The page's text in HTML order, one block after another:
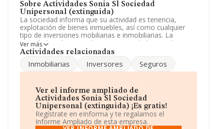
Sobre Actividades Sonia Sl Sociedad
Unipersonal (extinguida)
La sociedad informa que su actividad es tenencia,
explotación de bienes inmuebles, así como cualquier
tipo de inversiones mobiliarias e inmobiliarias. La
sociedad está registrada como Sociedad Limitada. La
actividad de referencia CNAE corresponde a '%cnae%',
importación y/o exportación.
Unipersonal (extinguida), B38693420, tiene su
domicilio social establecido en Calle Doctor Zerolo núm.
17, (38006), Santa Cruz De Tenerife, Islas Canarias.
En relación con el sector y disponiendo de los datos de
Ver más
Actividades relacionadas
Inmobiliarias Inversores Seguros
Ver el informe ampliado de
Actividades Sonia Sl Sociedad
Unipersonal (extinguida) ¡Es gratis!
Regístrate en eInforma y te regalamos el
Informe Ampliado de esta empresa.